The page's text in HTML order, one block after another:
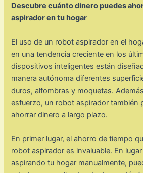
Descubre cuánto dinero puedes
aspirador en tu hogar
El uso de un robot aspirador en el
en una tendencia creciente en los
dispositivos inteligentes están
manera autónoma diferentes
duros, alfombras y moquetas.
esfuerzo, un robot aspirador también
ahorrar dinero a largo plazo.
En primer lugar, el ahorro de tiempo
robot aspirador es invaluable. En
aspirando tu hogar manualmente,